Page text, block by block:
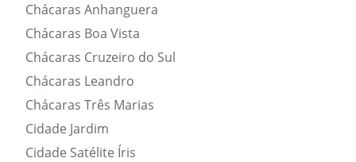
Chácaras Anhanguera
Chácaras Boa Vista
Chácaras Cruzeiro do Sul
Chácaras Leandro
Chácaras Três Marias
Cidade Jardim
Cidade Satélite Íris